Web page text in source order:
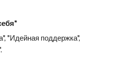
"Идейная поддержка",